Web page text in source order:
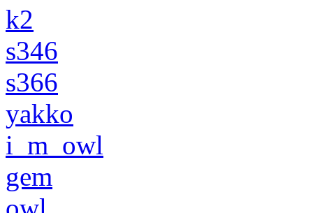
k2
s346
s366
yakko
i_m_owl
gem